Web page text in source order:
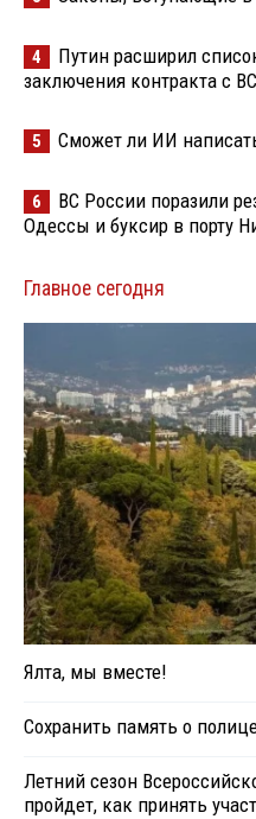
4
Путин расширил
заключения контракта с
5 Сможет ли ИИ
6
ВС России поразили
Одессы и буксир в порту
Главное сегодня
Ялта, мы вместе!
Сохранить память о
Летний сезон
пройдет, как принять